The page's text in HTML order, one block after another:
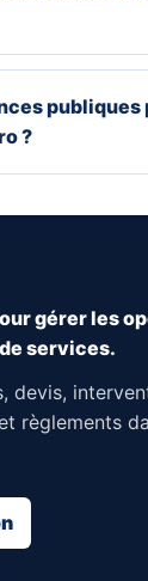
publiques
?
gérer les
services.
devis,
règlements